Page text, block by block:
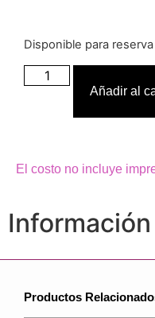
Disponible para reserva
Añadir al
El costo no incluye
Productos